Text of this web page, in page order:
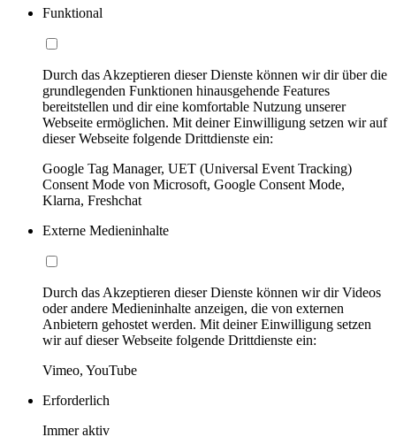
Funktional
Durch das Akzeptieren dieser Dienste können wir dir über die
grundlegenden Funktionen hinausgehende Features
bereitstellen und dir eine komfortable Nutzung unserer
Webseite ermöglichen. Mit deiner Einwilligung setzen wir auf
dieser Webseite folgende Drittdienste ein:
Google Tag Manager, UET (Universal Event Tracking)
Consent Mode von Microsoft, Google Consent Mode,
Klarna, Freshchat
Externe Medieninhalte
Durch das Akzeptieren dieser Dienste können wir dir Videos
oder andere Medieninhalte anzeigen, die von externen
Anbietern gehostet werden. Mit deiner Einwilligung setzen
wir auf dieser Webseite folgende Drittdienste ein:
Vimeo, YouTube
Erforderlich
Immer aktiv